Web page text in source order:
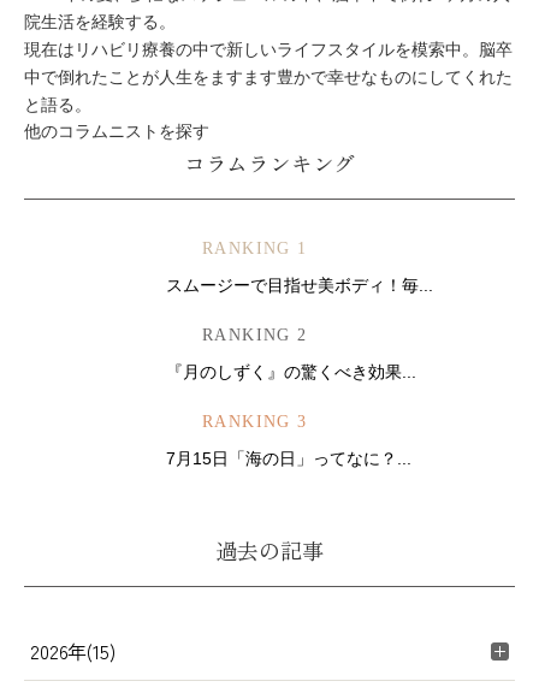
院生活を経験する。
現在はリハビリ療養の中で新しいライフスタイルを模索中。脳卒
中で倒れたことが人生をますます豊かで幸せなものにしてくれた
と語る。
他のコラムニストを探す
コラムランキング
RANKING 1
スムージーで目指せ美ボディ！毎...
RANKING 2
『月のしずく』の驚くべき効果...
RANKING 3
7月15日「海の日」ってなに？...
過去の記事
2026年(15)